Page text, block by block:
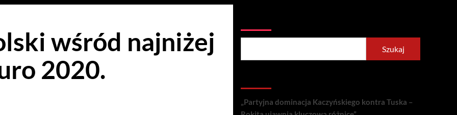
wśród najniżej
2020.
Szukaj
„Partyjna dominacja Kaczyńskiego kontra Tuska –